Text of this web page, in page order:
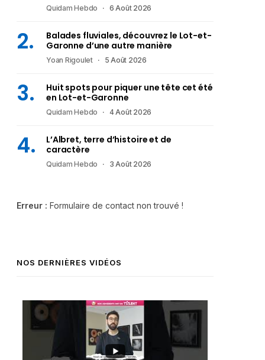
Quidam Hebdo 6 Août 2026
Balades fluviales, découvrez le Lot-et-
Garonne d’une autre manière
Yoan Rigoulet 5 Août 2026
Huit spots pour piquer une tête cet été
en Lot-et-Garonne
Quidam Hebdo 4 Août 2026
L’Albret, terre d’histoire et de
caractère
Quidam Hebdo 3 Août 2026
Erreur : Formulaire de contact non trouvé !
NOS DERNIÈRES VIDÉOS